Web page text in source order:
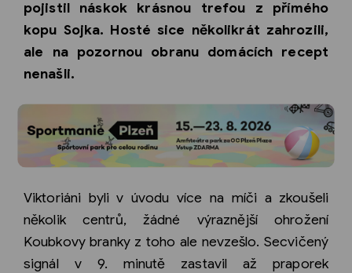
pojistil náskok krásnou trefou z přímého
kopu Sojka. Hosté sice několikrát zahrozili,
ale na pozornou obranu domácích recept
nenašli.
Viktoriáni byli v úvodu více na míči a zkoušeli
několik centrů, žádné výraznější ohrožení
Koubkovy branky z toho ale nevzešlo. Secvičený
signál v 9. minutě zastavil až praporek